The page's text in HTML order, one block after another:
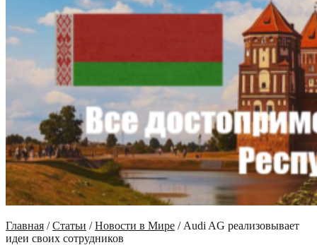
Главная /Статьи /Новости в Мире / Audi AG реализовывает
идеи своих сотрудников